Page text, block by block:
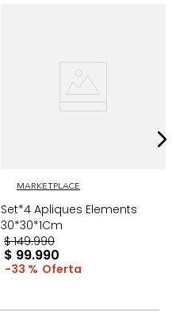
MARKETPLACE
Set*4 Apliques Elements
30*30*1Cm
$ 149.990
$ 99.990
33 %